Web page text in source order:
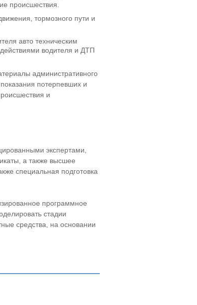
происшествия.
тормозного пути и
авто техническим
водителя и ДТП
административного
потерпевших и
и
экспертами,
а также высшее
специальная подготовка
программное
стадии
средства, на основании